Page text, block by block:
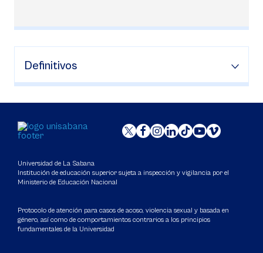
Definitivos
Universidad de La Sabana
Institución de educación superior sujeta a inspección y vigilancia por el
Ministerio de Educación Nacional
Protocolo de atención para casos de acoso, violencia sexual y basada en
género, así como de comportamientos contrarios a los principios
fundamentales de la Universidad